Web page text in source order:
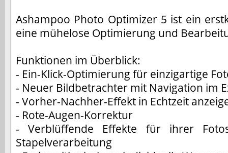
Ashampoo Photo Optimizer 5 ist ein
eine mühelose Optimierung und
Funktionen im Überblick:
- Ein-Klick-Optimierung für einzigartige
- Neuer Bildbetrachter mit Navigation im
- Vorher-Nachher-Effekt in Echtzeit
- Rote-Augen-Korrektur
- Verblüffende Effekte für ihrer
Stapelverarbeitung